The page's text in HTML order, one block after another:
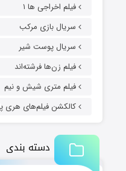
فیلم اخراجی ها ۱
سریال بازی مرکب
سریال پوست شیر
فیلم زن‌ها فرشته‌اند
فیلم متری شیش و نیم
کالکشن فیلم‌های هری
دسته بندی